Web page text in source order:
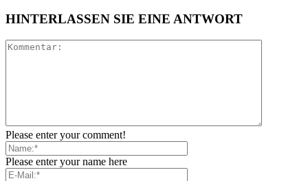
HINTERLASSEN SIE EINE ANTWORT
Please enter your comment!
Please enter your name here